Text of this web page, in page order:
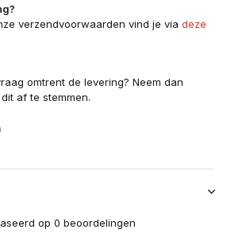
verzendvoorwaarden vind je via deze
omtrent de levering? Neem dan
af te stemmen.
op 0 beoordelingen